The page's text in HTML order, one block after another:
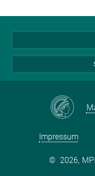
Impressum
© 2026,